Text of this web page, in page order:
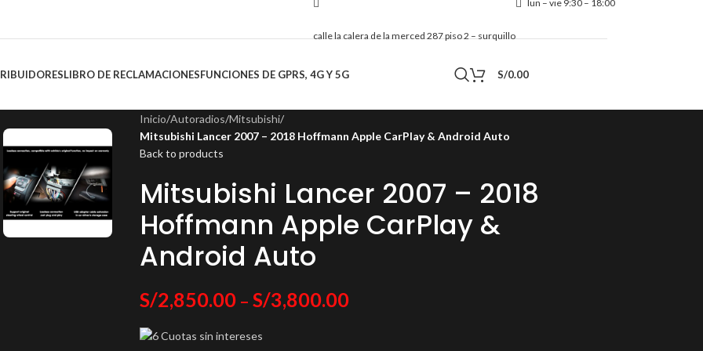
calle la calera de la merced 287 piso 2 – surquillo
lun – vie 9:30 – 18:00
LIBRO DE RECLAMACIONESFUNCIONES DE GPRS, 4G Y 5G S/0.00
Inicio/Autoradios/Mitsubishi/
Mitsubishi Lancer 2007 – 2018 Hoffmann Apple CarPlay & Android Auto
Back to products
Mitsubishi Lancer 2007 – 2018
Hoffmann Apple CarPlay &
Android Auto
S/2,850.00 – S/3,800.00